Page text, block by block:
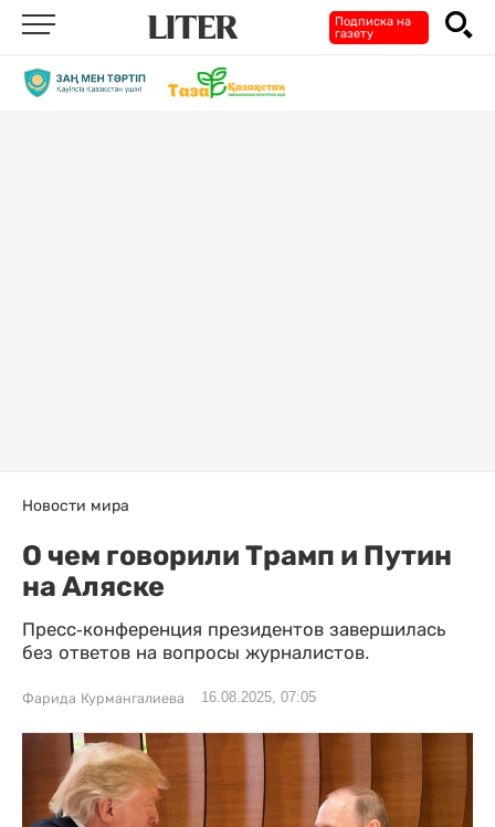
Подписка на
газету
Новости мира
О чем говорили Трамп и Путин
на Аляске
Пресс-конференция президентов завершилась
без ответов на вопросы журналистов.
Фарида Курмангалиева 16.08.2025, 07:05